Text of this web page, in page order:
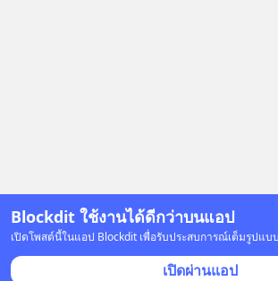
Blockdit ใช้งานได้ดีกว่าบนแอป
เปิดโพสต์นี้ในแอป Blockdit เพื่อรับประสบการณ์เต็มรูปแบบ
เปิดผ่านแอป
https://
story-ep829-markov-
ติดตามสาระดี ๆ อัพเด
OA ด.ดล Blog คลิกเลย
โฆษณา